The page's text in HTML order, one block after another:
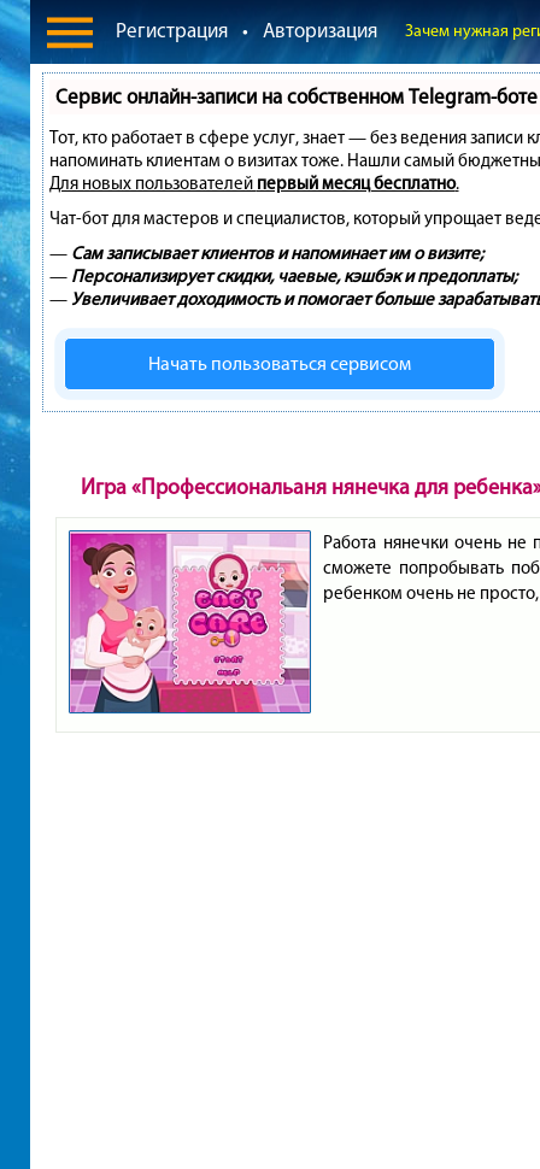
Регистрация • Авторизация Зачем нужная
Сервис онлайн-записи на собственном Telegram-боте
Тот, кто работает в сфере услуг, знает — без ведения
напоминать клиентам о визитах тоже. Нашли самый
Для новых пользователей первый месяц бесплатно.
Чат-бот для мастеров и специалистов, который упрощает
— Сам записывает клиентов и напоминает им о визите;
— Персонализирует скидки, чаевые, кэшбэк и предоплаты;
—Увеличивает доходимость и помогает больше
Начать пользоваться сервисом
Игра «Профессиональаня нянечка для
Работа нянечки очень
сможете попробывать
ребенком очень не